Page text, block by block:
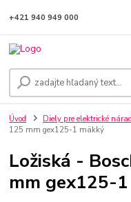
+421 940 949 000
Úvod Diely pre elektrické
125 mm gex125-1 mäkký
Ložiská -
mm gex125-